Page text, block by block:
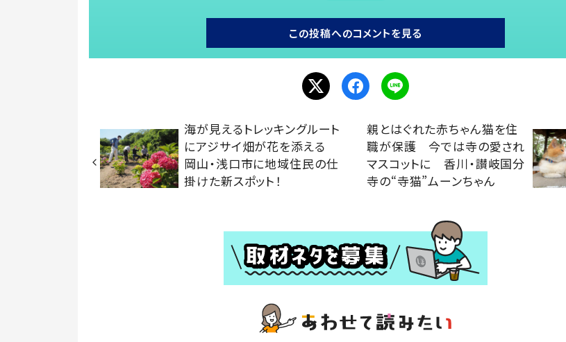
この投稿へのコメントを見る
海が見えるトレッキングルート
にアジサイ畑が花を添える
岡山・浅口市に地域住民の仕
掛けた新スポット！
親とはぐれた赤ちゃん猫を住
職が保護 今では寺の愛され
マスコットに 香川・讃岐国分
寺の“寺猫”ムーンちゃん